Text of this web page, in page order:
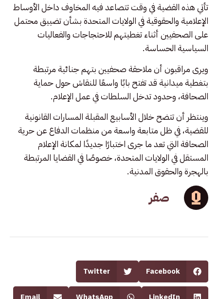
تأتي هذه القضية في وقت تتصاعد فيه المخاوف داخل الأوساط
الإعلامية والحقوقية في الولايات المتحدة بشأن تضييق محتمل
على الصحفيين أثناء تغطيتهم للاحتجاجات والفعاليات
السياسية الحساسة.
ويرى مراقبون أن ملاحقة صحفيين بتهم جنائية مرتبطة
بتغطية ميدانية قد تفتح بابًا واسعًا للنقاش حول حماية
الصحافة، وحدود تدخل السلطات في عمل الإعلام.
وينتظر أن تتضح خلال الأسابيع المقبلة المسارات القانونية
للقضية، في ظل متابعة واسعة من منظمات الدفاع عن حرية
الصحافة التي تعد ما جرى اختبارًا جديدًا لمكانة الإعلام
المستقل في الولايات المتحدة، خصوصًا في القضايا المرتبطة
بالهجرة والحقوق المدنية.
صفر
Facebook
Twitter